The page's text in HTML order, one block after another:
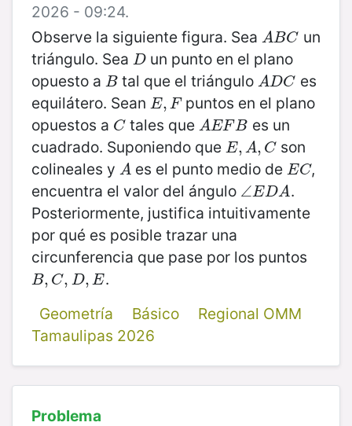
2026 - 09:24.
Observe la siguiente figura. Sea A BC
ABC
un
triángulo. Sea D
Dun punto en el plano
opuesto a B
Btal que el triángulo A DC
ADC es
equilátero. Sean E, F
E,F puntos en el plano
opuestos a C
Ctales que A EFB
AEFB
es un
cuadrado. Suponiendo que E, A, C
E,A,C
son
colineales y A
A es el punto medio de EC
EC ,
encuentra el valor del ángulo ∠ EDA
∠EDA .
Posteriormente, justifica intuitivamente
por qué es posible trazar una
circunferencia que pase por los puntos
B, C, D, E
B,C,D ,E
.
Geometría
Básico
Regional OMM
Tamaulipas 2026
Problema